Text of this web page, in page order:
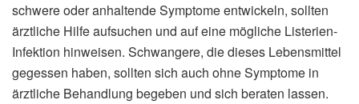
schwere oder anhaltende Symptome entwickeln, sollten
ärztliche Hilfe aufsuchen und auf eine mögliche Listerien-
Infektion hinweisen. Schwangere, die dieses Lebensmittel
gegessen haben, sollten sich auch ohne Symptome in
ärztliche Behandlung begeben und sich beraten lassen.